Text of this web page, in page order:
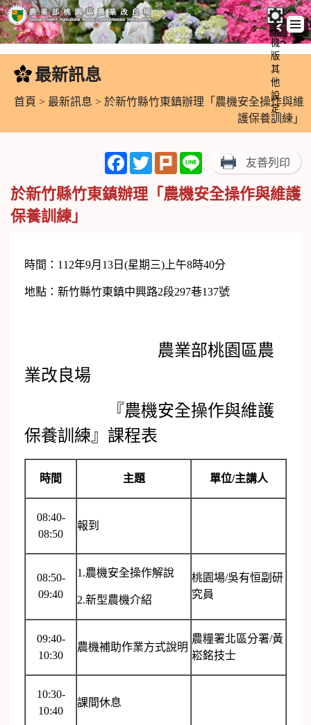
跳
容
手
機
版
其
他
設
定
最新訊息
首頁 > 最新訊息 > 於新竹縣竹東鎮辦理「農機安全操作與維
護保養訓練」
FacebookTwitterPlurk Line 友善列印
於新竹縣竹東鎮辦理「農機安全操作與維護
保養訓練」
時間：112年9月13日(星期三)上午8時40分
地點：新竹縣竹東鎮中興路2段297巷137號
農業部桃園區農
業改良場
『農機安全操作與維護
保養訓練』課程表
時間 主題 單位/主講人
08:40-
08:50
報到
08:50-
09:40
1.農機安全操作解說
2.新型農機介紹
桃園場/吳有恒副研
究員
09:40-
10:30
農機補助作業方式說明
農糧署北區分署/黃
崧銘技士
10:30-
10:40
課間休息